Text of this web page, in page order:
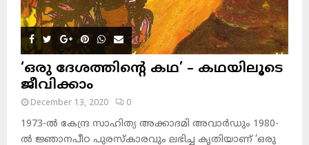
‘ഒരു ദേശത്തിന്റെ കഥ’ – കഥയിലൂടെ
ജീവിക്കാം
December 13, 2020 0
1973-ല്‍ കേന്ദ്ര സാഹിത്യ അക്കാദമി അവാര്‍ഡും 1980-
ല്‍ ജ്ഞാനപീഠ പുരസ്‌കാരവും ലഭിച്ച കൃതിയാണ് ‘ഒരു